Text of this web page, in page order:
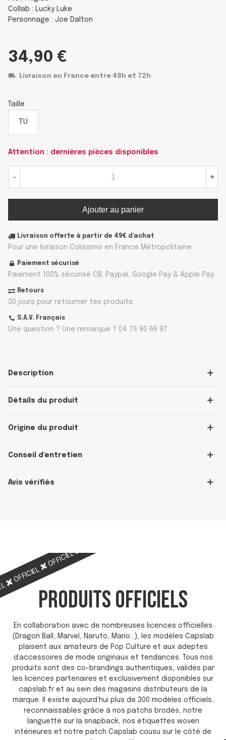
Collab : Lucky Luke
Personnage : Joe Dalton
34,90 €
Livraison en France entre 48h et 72h
Taille
TU
Attention : dernières pièces disponibles
- +
Ajouter au panier
Livraison offerte à partir de 49€ d'achat
Pour une livraison Colissimo en France Métropolitaine.
Paiement sécurisé
Paiement 100% sécurisé CB, Paypal, Google Pay & Apple Pay
Retours
30 jours pour retourner tes produits.
S.A.V. Français
Une question ? Une remarque ? 04 75 90 66 97
Description
Détails du produit
Origine du produit
Conseil d'entretien
Avis vérifiés
OFFICIEL
OFFICIEL
PRODUITS OFFICIELS
En collaboration avec de nombreuses licences officielles
(Dragon Ball, Marvel, Naruto, Mario…), les modèles Capslab
plaisent aux amateurs de Pop Culture et aux adeptes
d’accessoires de mode originaux et tendances. Tous nos
produits sont des co-brandings authentiques, validés par
les licences partenaires et exclusivement disponibles sur
capslab.fr et au sein des magasins distributeurs de la
marque. Il existe aujourd’hui plus de 300 modèles officiels,
reconnaissables grâce à nos patchs brodés, notre
languette sur la snapback, nos étiquettes woven
intérieures et notre patch Capslab cousu sur le côté de